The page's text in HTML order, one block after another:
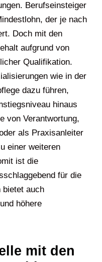
Berufseinsteiger
der je nach
Doch mit den
aufgrund von
Qualifikation.
wie in der
dazu führen,
hinaus
von Verantwortung,
als Praxisanleiter
einer weiteren
ist die
für die
bietet auch
höhere
mit den